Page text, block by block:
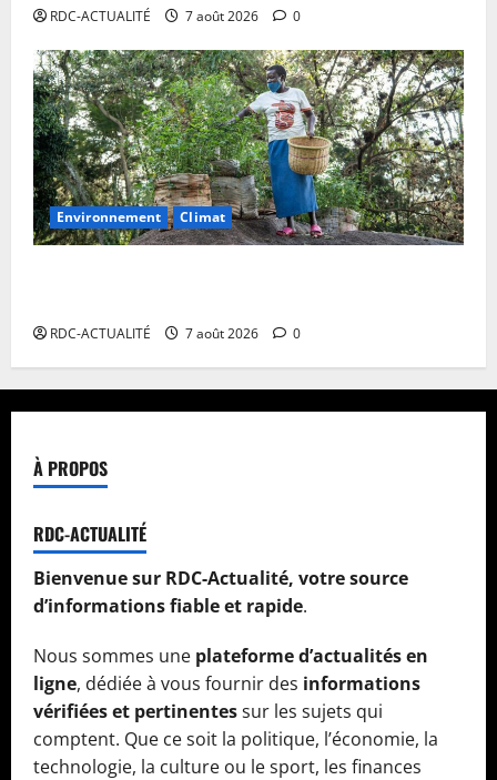
RDC-ACTUALITÉ 7 août 2026 0
Environnement Climat
RDC-ACTUALITÉ 7 août 2026 0
À PROPOS
RDC-ACTUALITÉ
Bienvenue sur RDC-Actualité, votre source
d’informations fiable et rapide.
Nous sommes une plateforme d’actualités en
ligne, dédiée à vous fournir des informations
vérifiées et pertinentessur les sujets qui
comptent. Que ce soit la politique, l’économie, la
technologie, la culture ou le sport, les finances